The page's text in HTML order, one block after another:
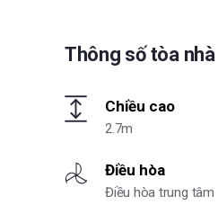
Thông số tòa nhà
Chiều cao
2.7m
Điều hòa
Điều hòa trung tâm